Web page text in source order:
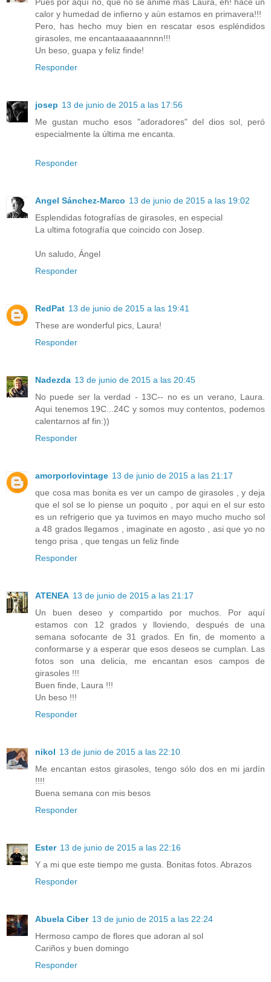
calor y humedad de infierno y aùn estamos en primavera!!!
Pero, has hecho muy bien en rescatar esos espléndidos
girasoles, me encantaaaaaannnn!!!
Un beso, guapa y feliz finde!
Responder
josep 13 de junio de 2015 a las 17:56
Me gustan mucho esos "adoradores" del dios sol, peró
especialmente la última me encanta.
Responder
Angel Sánchez-Marco 13 de junio de 2015 a las 19:02
Esplendidas fotografías de girasoles, en especial
La ultima fotografía que coincido con Josep.
Un saludo, Ángel
Responder
RedPat 13 de junio de 2015 a las 19:41
These are wonderful pics, Laura!
Responder
Nadezda 13 de junio de 2015 a las 20:45
No puede ser la verdad - 13C-- no es un verano, Laura.
Aqui tenemos 19C...24C y somos muy contentos, podemos
calentarnos af fin:))
Responder
amorporlovintage 13 de junio de 2015 a las 21:17
que cosa mas bonita es ver un campo de girasoles , y deja
que el sol se lo piense un poquito , por aqui en el sur esto
es un refrigerio que ya tuvimos en mayo mucho mucho sol
a 48 grados llegamos , imaginate en agosto , asi que yo no
tengo prisa , que tengas un feliz finde
Responder
ATENEA 13 de junio de 2015 a las 21:17
Un buen deseo y compartido por muchos. Por aquí
estamos con 12 grados y lloviendo, después de una
semana sofocante de 31 grados. En fin, de momento a
conformarse y a esperar que esos deseos se cumplan. Las
fotos son una delicia, me encantan esos campos de
girasoles !!!
Buen finde, Laura !!!
Un beso !!!
Responder
nikol 13 de junio de 2015 a las 22:10
Me encantan estos girasoles, tengo sólo dos en mi jardín
!!!!
Buena semana con mis besos
Responder
Ester 13 de junio de 2015 a las 22:16
Y a mi que este tiempo me gusta. Bonitas fotos. Abrazos
Responder
Abuela Ciber 13 de junio de 2015 a las 22:24
Hermoso campo de flores que adoran al sol
Cariños y buen domingo
Responder